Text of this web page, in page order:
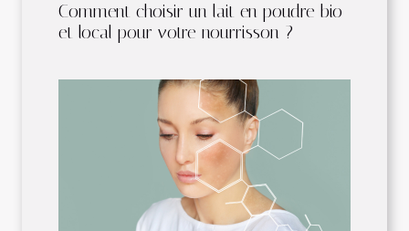
Comment choisir un lait en poudre bio
et local pour votre nourrisson ?